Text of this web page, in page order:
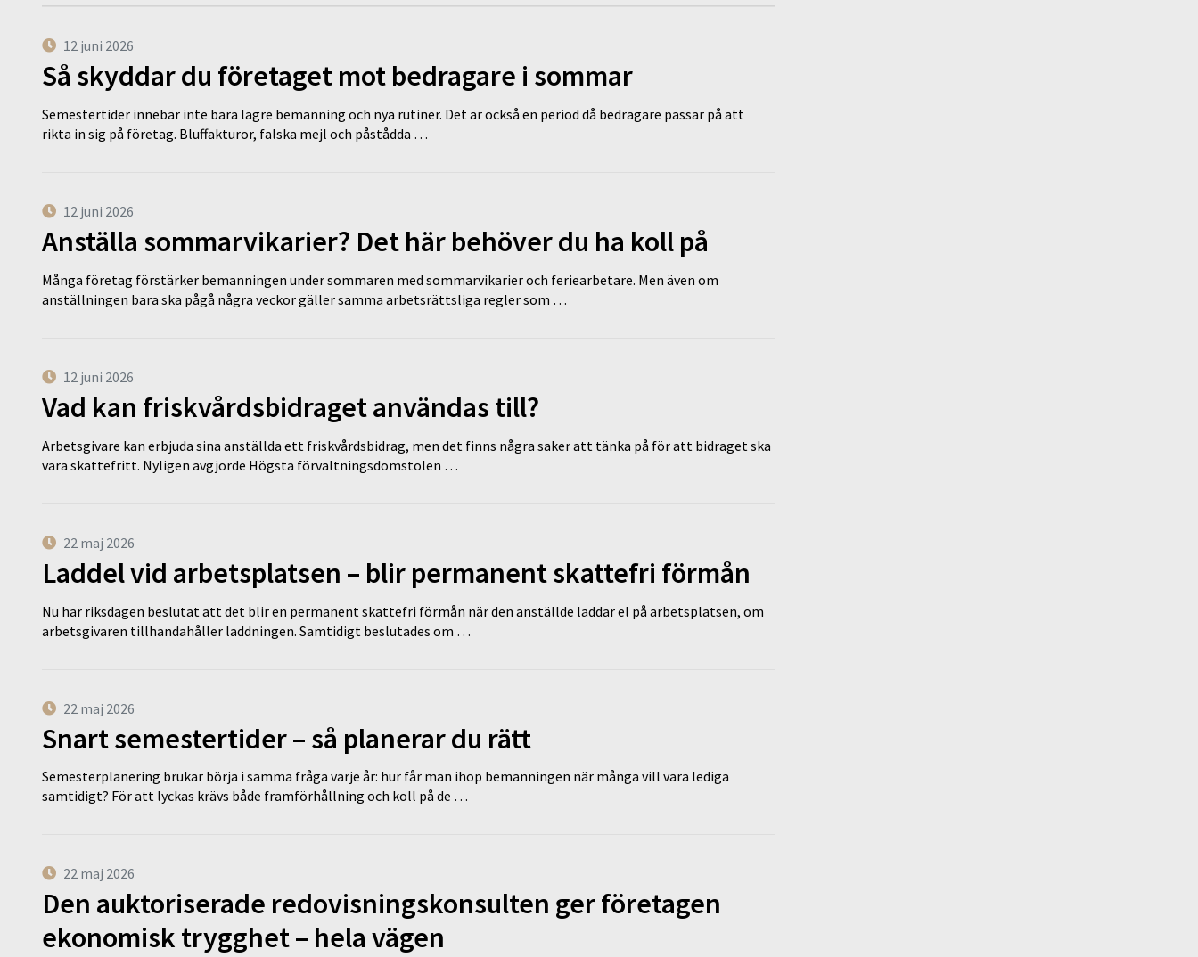
12 juni 2026
Så skyddar du företaget mot bedragare i sommar
Semestertider innebär inte bara lägre bemanning och nya rutiner. Det är också en period då bedragare passar på att
rikta in sig på företag. Bluffakturor, falska mejl och påstådda …
12 juni 2026
Anställa sommarvikarier? Det här behöver du ha koll på
Många företag förstärker bemanningen under sommaren med sommarvikarier och feriearbetare. Men även om
anställningen bara ska pågå några veckor gäller samma arbetsrättsliga regler som …
12 juni 2026
Vad kan friskvårdsbidraget användas till?
Arbetsgivare kan erbjuda sina anställda ett friskvårdsbidrag, men det finns några saker att tänka på för att bidraget ska
vara skattefritt. Nyligen avgjorde Högsta förvaltningsdomstolen …
22 maj 2026
Laddel vid arbetsplatsen – blir permanent skattefri förmån
Nu har riksdagen beslutat att det blir en permanent skattefri förmån när den anställde laddar el på arbetsplatsen, om
arbetsgivaren tillhandahåller laddningen. Samtidigt beslutades om …
22 maj 2026
Snart semestertider – så planerar du rätt
Semesterplanering brukar börja i samma fråga varje år: hur får man ihop bemanningen när många vill vara lediga
samtidigt? För att lyckas krävs både framförhållning och koll på de …
22 maj 2026
Den auktoriserade redovisningskonsulten ger företagen
ekonomisk trygghet – hela vägen